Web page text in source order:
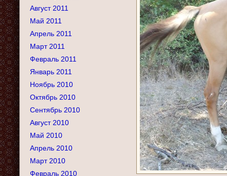
Август 2011
Май 2011
Апрель 2011
Март 2011
Февраль 2011
Январь 2011
Ноябрь 2010
Октябрь 2010
Сентябрь 2010
Август 2010
Май 2010
Апрель 2010
Март 2010
Февраль 2010